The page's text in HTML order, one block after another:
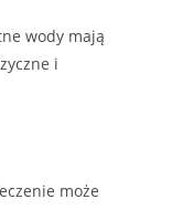
wody mają
i
może